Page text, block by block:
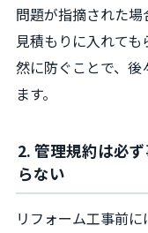
問題が指摘された
見積もりに入れて
然に防ぐことで、
ます。
2. 管理規約は必
らない
リフォーム工事前